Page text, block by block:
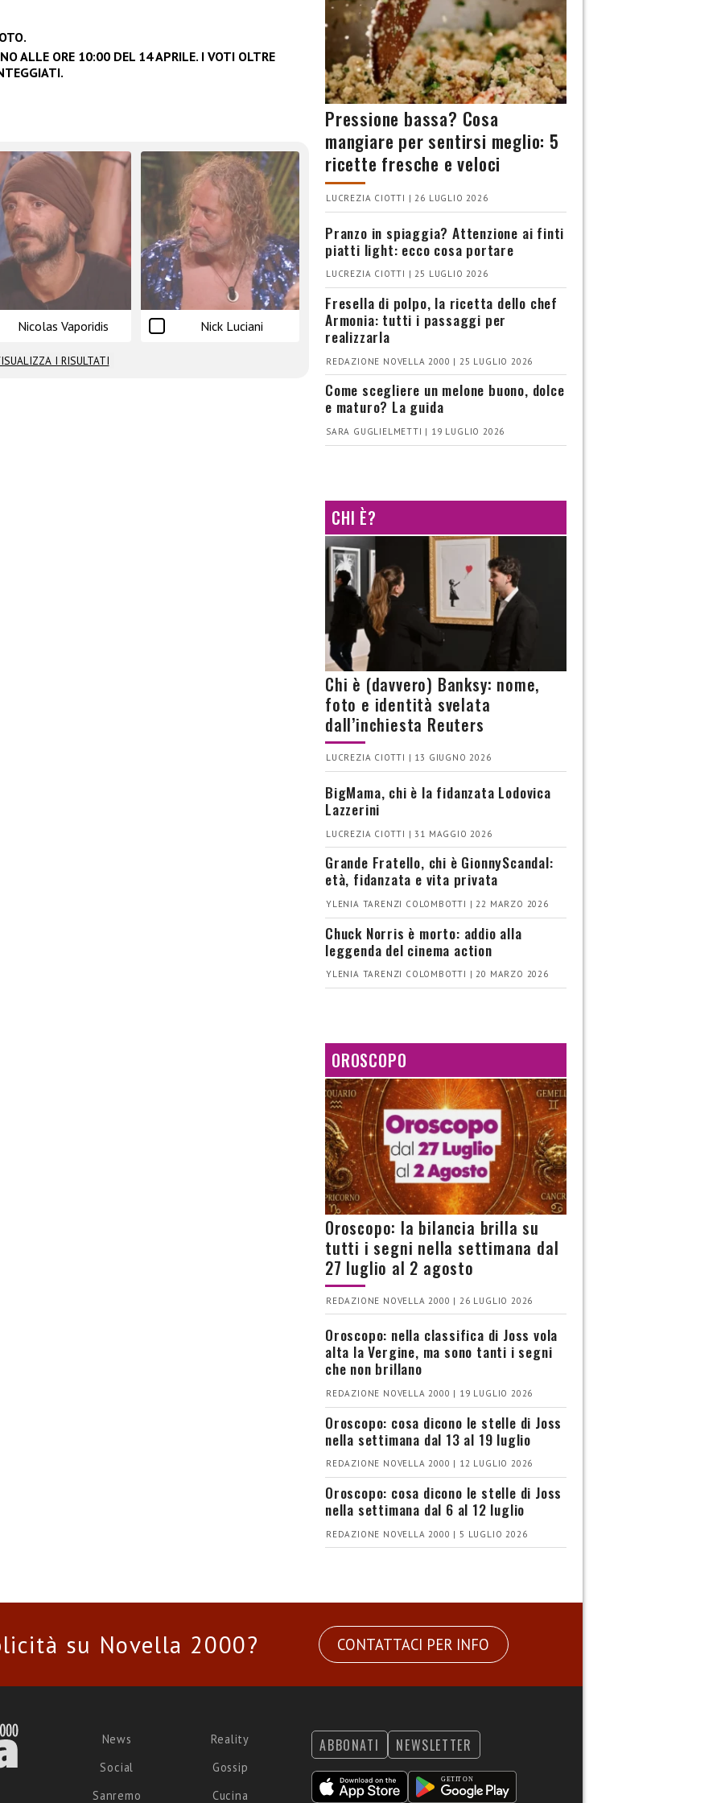
ALLE ORE 10:00 DEL 14 APRILE. I VOTI OLTRE
Nicolas Vaporidis Nick Luciani
I RISULTATI
Pressione bassa? Cosa
mangiare per sentirsi meglio: 5
ricette fresche e veloci
LUCREZIA CIOTTI | 26 LUGLIO 2026
Pranzo in spiaggia? Attenzione ai finti
piatti light: ecco cosa portare
LUCREZIA CIOTTI | 25 LUGLIO 2026
Fresella di polpo, la ricetta dello chef
Armonia: tutti i passaggi per
realizzarla
REDAZIONE NOVELLA 2000 | 25 LUGLIO 2026
Come scegliere un melone buono, dolce
e maturo? La guida
SARA GUGLIELMETTI | 19 LUGLIO 2026
CHI È?
Chi è (davvero) Banksy: nome,
foto e identità svelata
dall’inchiesta Reuters
LUCREZIA CIOTTI | 13 GIUGNO 2026
BigMama, chi è la fidanzata Lodovica
Lazzerini
LUCREZIA CIOTTI | 31 MAGGIO 2026
Grande Fratello, chi è GionnyScandal:
età, fidanzata e vita privata
YLENIA TARENZI COLOMBOTTI | 22 MARZO 2026
Chuck Norris è morto: addio alla
leggenda del cinema action
YLENIA TARENZI COLOMBOTTI | 20 MARZO 2026
OROSCOPO
Oroscopo: la bilancia brilla su
tutti i segni nella settimana dal
27 luglio al 2 agosto
REDAZIONE NOVELLA 2000 | 26 LUGLIO 2026
Oroscopo: nella classifica di Joss vola
alta la Vergine, ma sono tanti i segni
che non brillano
REDAZIONE NOVELLA 2000 | 19 LUGLIO 2026
Oroscopo: cosa dicono le stelle di Joss
nella settimana dal 13 al 19 luglio
REDAZIONE NOVELLA 2000 | 12 LUGLIO 2026
Oroscopo: cosa dicono le stelle di Joss
nella settimana dal 6 al 12 luglio
REDAZIONE NOVELLA 2000 | 5 LUGLIO 2026
su Novella 2000? CONTATTACI PER INFO
News
Reality
Social
Gossip
Sanremo
Cucina
ABBONATI NEWSLETTER